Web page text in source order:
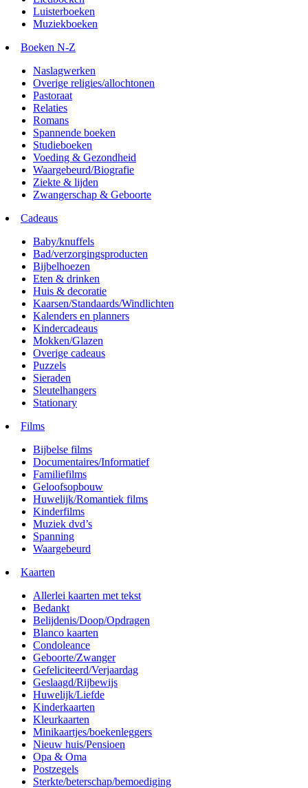
Luisterboeken
Muziekboeken
Boeken N-Z
Naslagwerken
Overige religies/allochtonen
Pastoraat
Relaties
Romans
Spannende boeken
Studieboeken
Voeding & Gezondheid
Waargebeurd/Biografie
Ziekte & lijden
Zwangerschap & Geboorte
Cadeaus
Baby/knuffels
Bad/verzorgingsproducten
Bijbelhoezen
Eten & drinken
Huis & decoratie
Kaarsen/Standaards/Windlichten
Kalenders en planners
Kindercadeaus
Mokken/Glazen
Overige cadeaus
Puzzels
Sieraden
Sleutelhangers
Stationary
Films
Bijbelse films
Documentaires/Informatief
Familiefilms
Geloofsopbouw
Huwelijk/Romantiek films
Kinderfilms
Muziek dvd’s
Spanning
Waargebeurd
Kaarten
Allerlei kaarten met tekst
Bedankt
Belijdenis/Doop/Opdragen
Blanco kaarten
Condoleance
Geboorte/Zwanger
Gefeliciteerd/Verjaardag
Geslaagd/Rijbewijs
Huwelijk/Liefde
Kinderkaarten
Kleurkaarten
Minikaartjes/boekenleggers
Nieuw huis/Pensioen
Opa & Oma
Postzegels
Sterkte/beterschap/bemoediging